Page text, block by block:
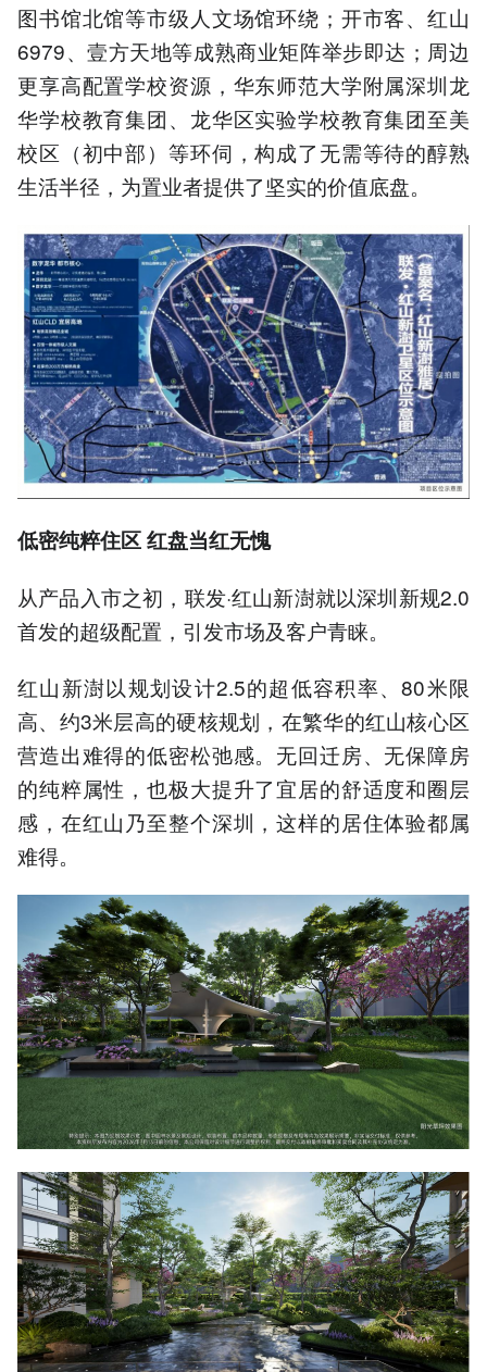
图书馆北馆等市级人文场馆环绕；开市客、红山
6979、壹方天地等成熟商业矩阵举步即达；周边
更享高配置学校资源，华东师范大学附属深圳龙
华学校教育集团、龙华区实验学校教育集团至美
校区（初中部）等环伺，构成了无需等待的醇熟
生活半径，为置业者提供了坚实的价值底盘。
低密纯粹住区 红盘当红无愧
从产品入市之初，联发·红山新澍就以深圳新规2.0
首发的超级配置，引发市场及客户青睐。
红山新澍以规划设计2.5的超低容积率、80米限
高、约3米层高的硬核规划，在繁华的红山核心区
营造出难得的低密松弛感。无回迁房、无保障房
的纯粹属性，也极大提升了宜居的舒适度和圈层
感，在红山乃至整个深圳，这样的居住体验都属
难得。